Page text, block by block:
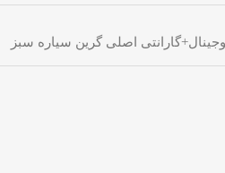
اصلی گرین سیاره سبز